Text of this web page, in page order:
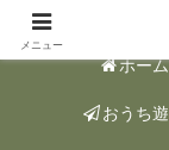
おうち
ホーム
おうち
メニュー